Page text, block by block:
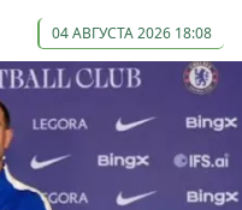
04 АВГУСТА 2026 18:08